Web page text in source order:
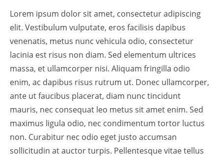
Lorem ipsum dolor sit amet, consectetur adipiscing
elit. Vestibulum vulputate, eros facilisis dapibus
venenatis, metus nunc vehicula odio, consectetur
lacinia est risus non diam. Sed elementum ultrices
massa, et ullamcorper nisi. Aliquam fringilla odio
enim, ac dapibus risus rutrum ut. Donec ullamcorper,
ante ut faucibus placerat, diam nunc tincidunt
mauris, nec consequat leo metus sit amet enim. Sed
maximus ligula odio, nec condimentum tortor luctus
non. Curabitur nec odio eget justo accumsan
sollicitudin at auctor turpis. Pellentesque vitae tellus